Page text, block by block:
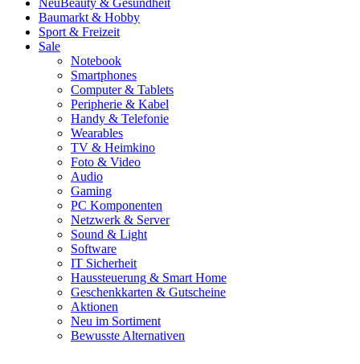
NeuBeauty & Gesundheit
Baumarkt & Hobby
Sport & Freizeit
Sale
Notebook
Smartphones
Computer & Tablets
Peripherie & Kabel
Handy & Telefonie
Wearables
TV & Heimkino
Foto & Video
Audio
Gaming
PC Komponenten
Netzwerk & Server
Sound & Light
Software
IT Sicherheit
Haussteuerung & Smart Home
Geschenkkarten & Gutscheine
Aktionen
Neu im Sortiment
Bewusste Alternativen